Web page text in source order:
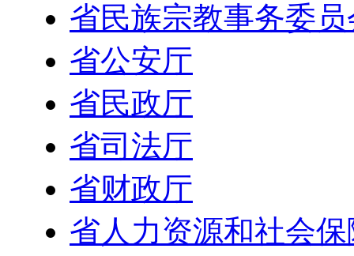
省民族宗教事务委员
省公安厅
省民政厅
省司法厅
省财政厅
省人力资源和社会